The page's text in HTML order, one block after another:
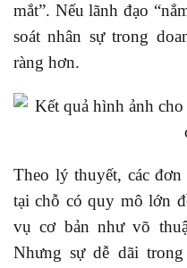
mắt”. Nếu lãnh đạo
soát nhân sự trong
ràng hơn.
Theo lý thuyết, các
tại chỗ có quy mô lớn
vụ cơ bản như võ
Nhưng sự dễ dãi